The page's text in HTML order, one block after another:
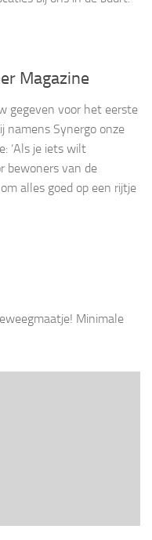
Magazine
gegeven voor het eerste
namens Synergo onze
‘Als je iets wilt
bewoners van de
alles goed op een rijtje
Minimale